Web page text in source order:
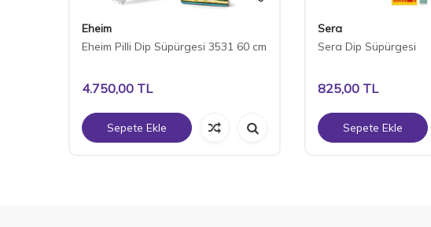
Eheim
Eheim Pilli Dip Süpürgesi 3531 60 cm
4.750,00 TL
Sepete Ekle
Sera
Sera Dip Süpürgesi
825,00 TL
Sepete Ekle